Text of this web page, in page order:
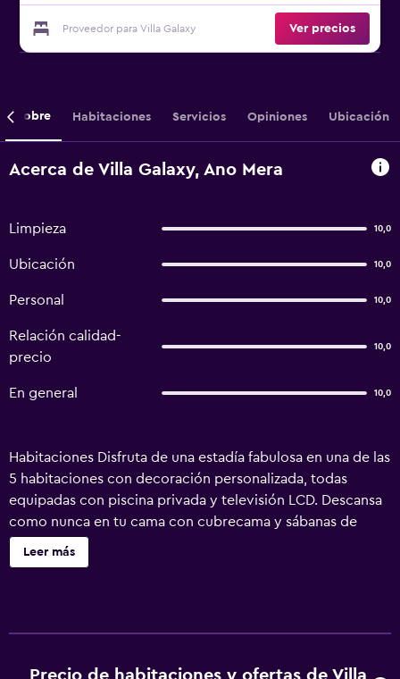
Proveedor para Villa Galaxy Ver precios
Sobre Habitaciones Servicios Opiniones Ubicación
Acerca de Villa Galaxy, Ano Mera
Limpieza 10,0
Ubicación 10,0
Personal 10,0
Relación calidad-
precio
10,0
En general 10,0
Habitaciones Disfruta de una estadía fabulosa en una de las
5 habitaciones con decoración personalizada, todas
equipadas con piscina privada y televisión LCD. Descansa
como nunca en tu cama con cubrecama y sábanas de
algodón egipcio. Las habitaciones disponen de balcón. La
cocina está equipada con refrigerador y cafetera expreso.
mereces gracias al servicio de masajes o aprovecha las
Leer más
Precio de habitaciones y ofertas de Villa